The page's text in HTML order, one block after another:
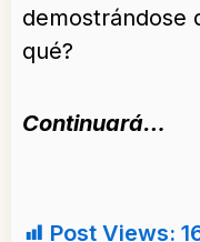
demostrándose
qué?
Continuará…
Post Views: